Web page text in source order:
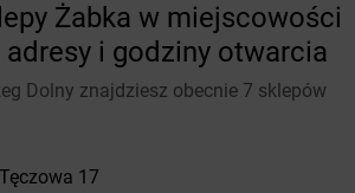
Żabka w miejscowości
adresy i godziny otwarcia
Dolny znajdziesz obecnie 7 sklepów
Tęczowa 17